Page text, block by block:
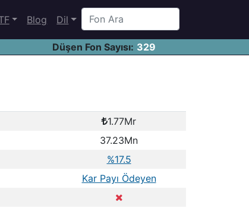
Blog Dil
Düşen Fon Sayısı: 329
1.77Mr
37.23Mn
%17.5
Kar Payı Ödeyen